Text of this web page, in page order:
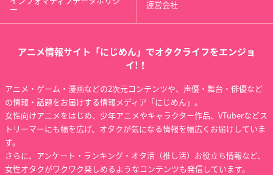
ー 運営会社
アニメ情報サイト「にじめん」でオタクライフをエンジョ
イ!！
アニメ・ゲーム・漫画などの2次元コンテンツや、声優・舞台・俳優など
の情報・話題をお届けする情報メディア「にじめん」。
女性向けアニメをはじめ、少年アニメやキャラクター作品、VTuberなどス
トリーマーにも幅を広げ、オタクが気になる情報を幅広くお届けしていま
す。
さらに、アンケート・ランキング・オタ活（推し活）お役立ち情報など、
女性オタクがワクワク楽しめるようなコンテンツも発信しています。